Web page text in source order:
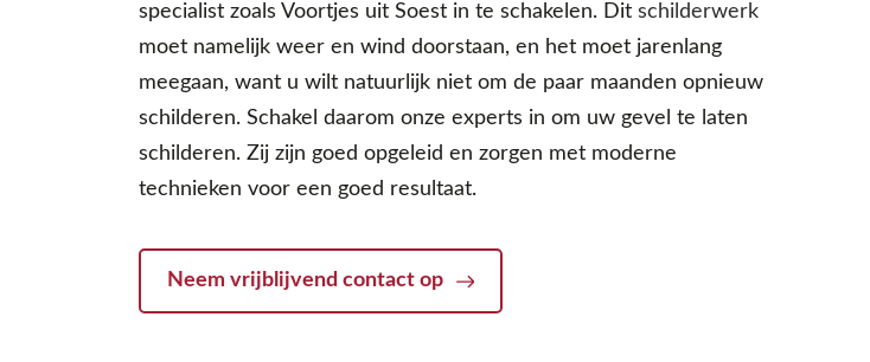
specialist zoals Voortjes uit Soest in te schakelen. Dit schilderwerk
moet namelijk weer en wind doorstaan, en het moet jarenlang
meegaan, want u wilt natuurlijk niet om de paar maanden opnieuw
schilderen. Schakel daarom onze experts in om uw gevel te laten
schilderen. Zij zijn goed opgeleid en zorgen met moderne
technieken voor een goed resultaat.
Neem vrijblijvend contact op